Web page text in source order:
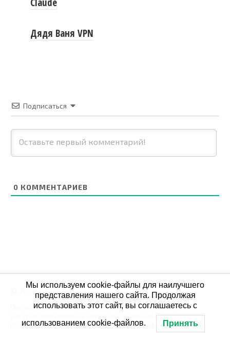
Дядя Ваня VPN
Подписаться
0 КОММЕНТАРИЕВ
© 2026 СБОЙ.РФ
При использовании данных мониторинга на своих
ресурах, обязательна активная ссылка на Сбой.рф
По всем вопросам пишите: admin@сбой.рф
Мы используем cookie-файлы для наилучшего
представления нашего сайта. Продолжая
использовать этот сайт, вы соглашаетесь с
использованием cookie-файлов. Принять